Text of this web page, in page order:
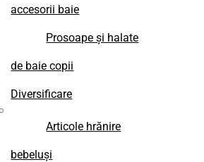
accesorii baie
Prosoape și halate
de baie copii
Diversificare
Articole hrănire
bebeluși